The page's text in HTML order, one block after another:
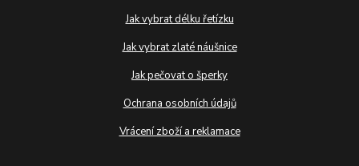
Jak vybrat délku řetízku
Jak vybrat zlaté náušnice
Jak pečovat o šperky
Ochrana osobních údajů
Vrácení zboží a reklamace